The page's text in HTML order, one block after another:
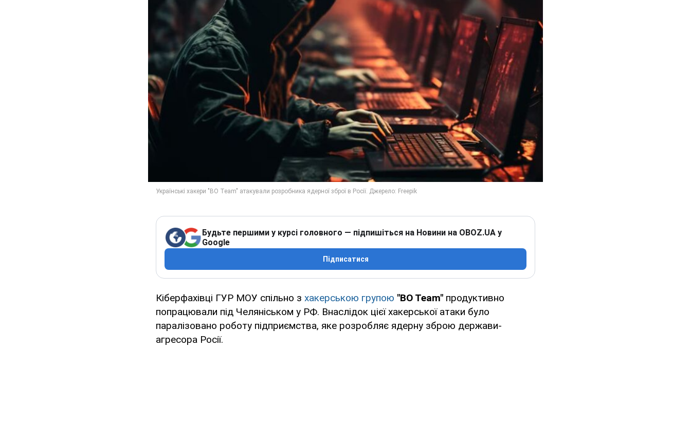
Будьте першими у курсі головного — підпишіться на Новини на OBOZ.UA у
Google
Підписатися
Кіберфахівці ГУР МОУ спільно з хакерською групою "BO Team" продуктивно
попрацювали під Челяніськом у РФ. Внаслідок цієї хакерської атаки було
паралізовано роботу підприємства, яке розробляє ядерну зброю держави-
агресора Росії.